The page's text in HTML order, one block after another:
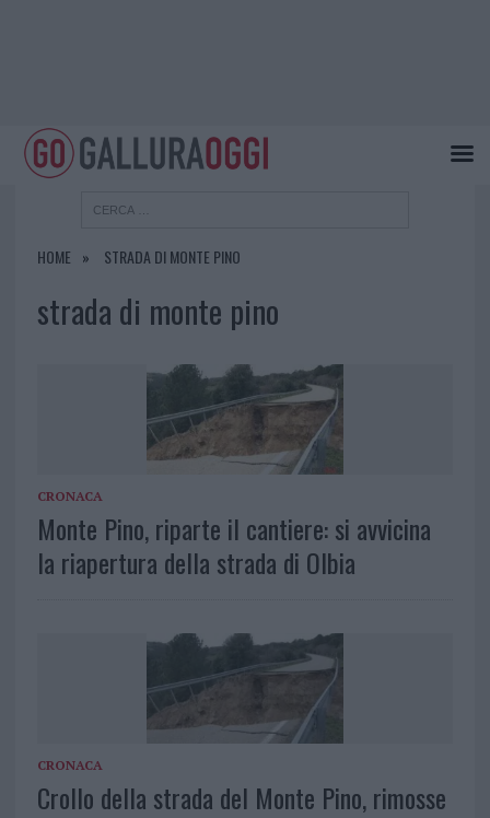
HOME STRADA DI MONTE PINO
strada di monte pino
CRONACA
Monte Pino, riparte il cantiere: si avvicina
la riapertura della strada di Olbia
CRONACA
Crollo della strada del Monte Pino, rimosse